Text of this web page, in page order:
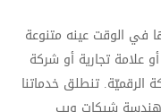
في الوقت عينه متنوعة
علامة تجارية أو شركة
الرقميّة. تنطلق خدماتنا